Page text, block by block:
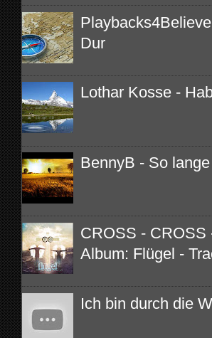
Dur
Lothar Kosse -
BennyB - So
CROSS - CROSS
Album: Flügel -
Ich bin durch die